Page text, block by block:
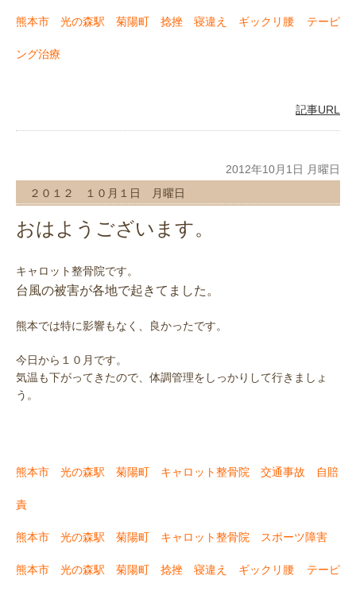
熊本市 光の森駅 菊陽町 捻挫 寝違え ギックリ腰 テーピ
ング治療
記事URL
2012年10月1日 月曜日
２０１２ １０月１日 月曜日
おはようございます。
キャロット整骨院です。
台風の被害が各地で起きてました。
熊本では特に影響もなく、良かったです。
今日から１０月です。
気温も下がってきたので、体調管理をしっかりして行きましょ
う。
熊本市 光の森駅 菊陽町 キャロット整骨院 交通事故 自賠
責
熊本市 光の森駅 菊陽町 キャロット整骨院 スポーツ障害
熊本市 光の森駅 菊陽町 捻挫 寝違え ギックリ腰 テーピ